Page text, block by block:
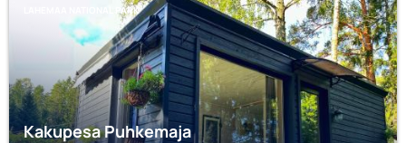
LAHEMAA NATIONAL PARK
Kakupesa Puhkemaja